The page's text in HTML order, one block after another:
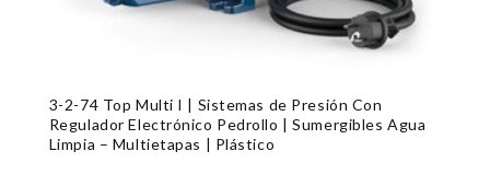
3-2-74 Top Multi I | Sistemas de Presión Con
Regulador Electrónico Pedrollo | Sumergibles Agua
Limpia – Multietapas | Plástico